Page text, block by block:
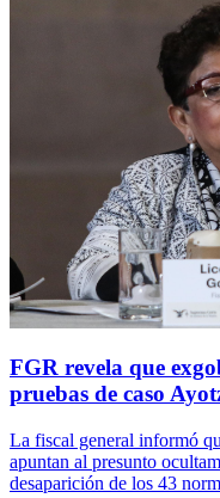
FGR revela que
pruebas de caso
La fiscal general informó
apuntan al presunto
desaparición de los 43